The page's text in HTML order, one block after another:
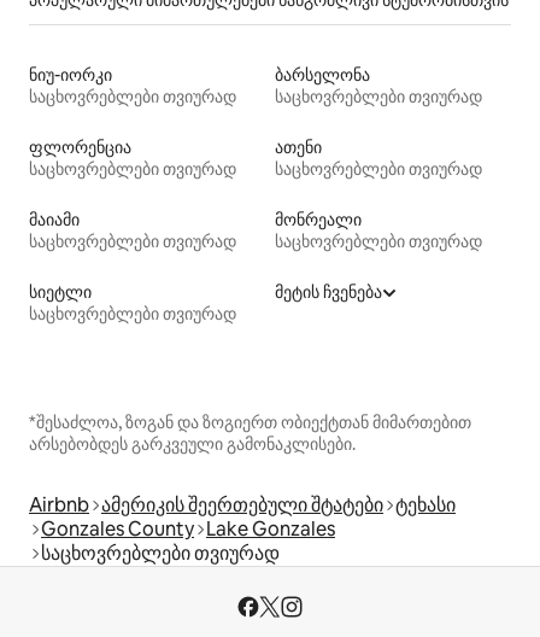
ნიუ-იორკი
საცხოვრებლები თვიურად
ბარსელონა
საცხოვრებლები თვიურად
ფლორენცია
საცხოვრებლები თვიურად
ათენი
საცხოვრებლები თვიურად
მაიამი
საცხოვრებლები თვიურად
მონრეალი
საცხოვრებლები თვიურად
სიეტლი
საცხოვრებლები თვიურად
მეტის ჩვენება
*შესაძლოა, ზოგან და ზოგიერთ ობიექტთან მიმართებით
არსებობდეს გარკვეული გამონაკლისები.
Airbnb ამერიკის შეერთებული შტატები ტეხასი
Gonzales County Lake Gonzales
საცხოვრებლები თვიურად